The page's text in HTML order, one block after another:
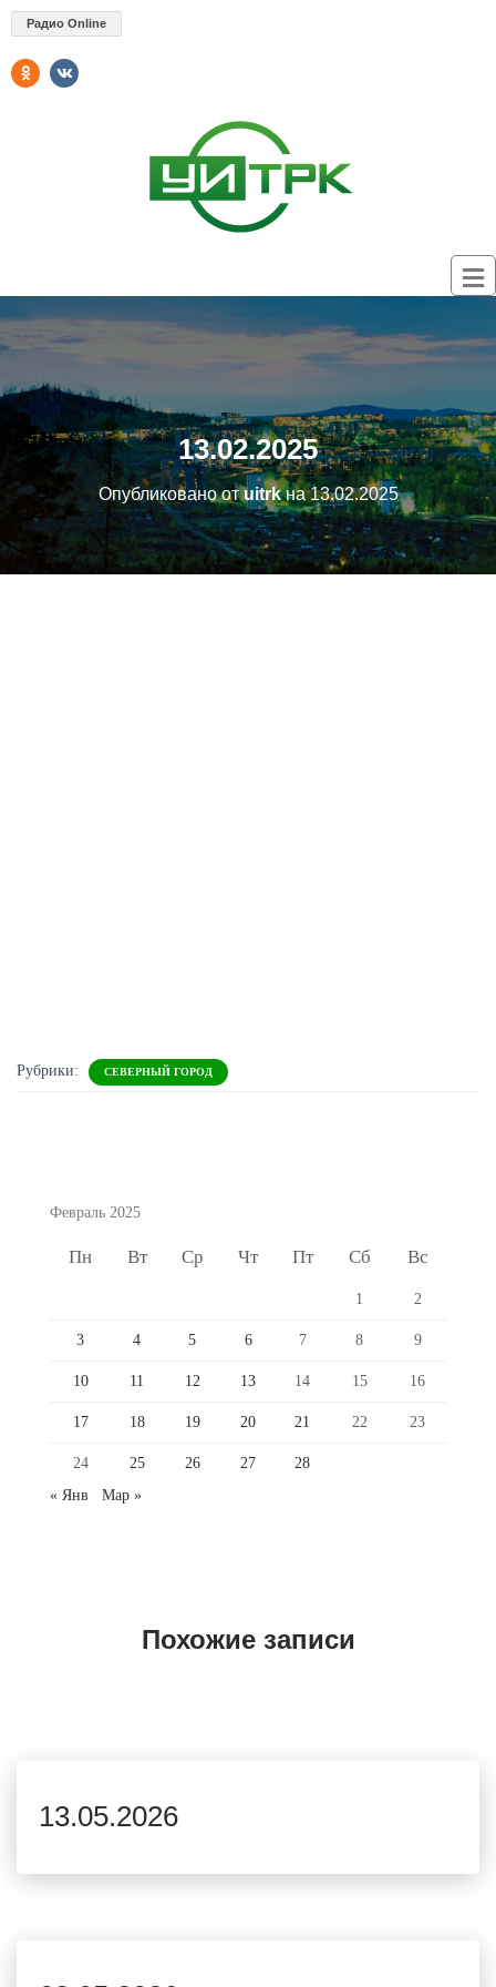
Радио Online
13.02.2025
Опубликовано отuitrkна13.02.2025
Рубрики: СЕВЕРНЫЙ ГОРОД
Февраль 2025
Пн Вт Ср Чт Пт Сб Вс
1 2
3 4 5 6 7 8 9
10 11 12 13 14 15 16
17 18 19 20 21 22 23
24 25 26 27
28
« Янв
Мар »
Похожие записи
13.05.2026